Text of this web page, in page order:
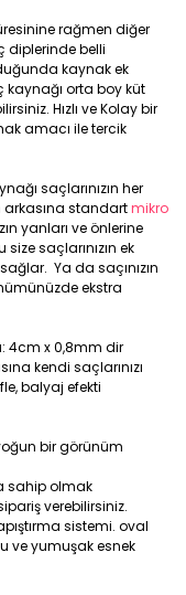
rağmen diğer
diplerinde belli
kaynak ek
kaynağı orta boy küt
Hızlı ve Kolay bir
amacı ile tercik
saçlarınızın her
arkasına standartmikro
yanları ve önlerine
saçlarınızın ek
Ya da saçınızın
ekstra
4cm x 0,8mm dir
kendi saçlarınızı
balyaj efekti
bir görünüm
sahip olmak
verebilirsiniz.
sistemi. oval
ve yumuşak esnek